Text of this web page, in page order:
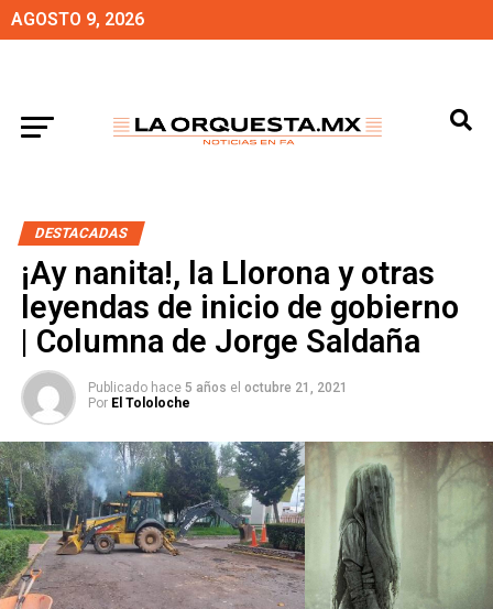
AGOSTO 9, 2026
DESTACADAS
¡Ay nanita!, la Llorona y otras
leyendas de inicio de gobierno
| Columna de Jorge Saldaña
Publicado hace 5 años el octubre 21, 2021
Por El Tololoche